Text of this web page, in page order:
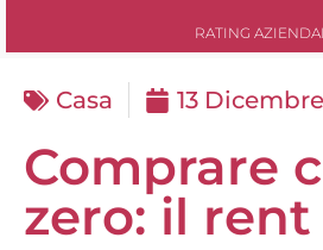
RATING
Casa 13
Comprare
zero: il